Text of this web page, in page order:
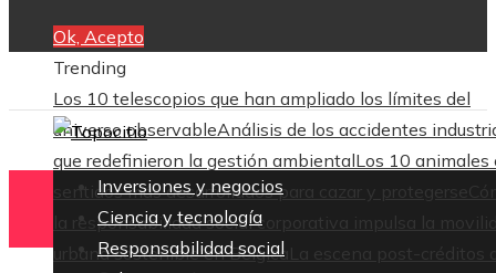
Ok, Acepto
Trending
Los 10 telescopios que han ampliado los límites del
universo observableAnálisis de los accidentes
que redefinieron la gestión ambientalLos 10 animales
sentidos más desarrollados para cazar y protegerse
la responsabilidad social corporativa impulsa la
urbana sostenible en Bélgica La escena post-créditos
Inversiones y negocios
Ciencia y tecnología
Responsabilidad social